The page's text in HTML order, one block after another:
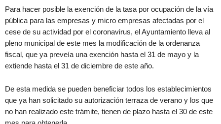
Para hacer posible la exención de la tasa por ocupación de la vía
pública para las empresas y micro empresas afectadas por el
cese de su actividad por el coronavirus, el Ayuntamiento lleva al
pleno municipal de este mes la modificación de la ordenanza
fiscal, que ya preveía una exención hasta el 31 de mayo y la
extiende hasta el 31 de diciembre de este año.
De esta medida se pueden beneficiar todos los establecimientos
que ya han solicitado su autorización terraza de verano y los que
no han realizado este trámite, tienen de plazo hasta el 30 de este